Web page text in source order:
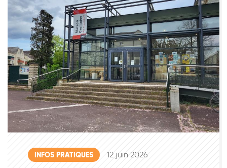
INFOS PRATIQUES 12 juin 2026